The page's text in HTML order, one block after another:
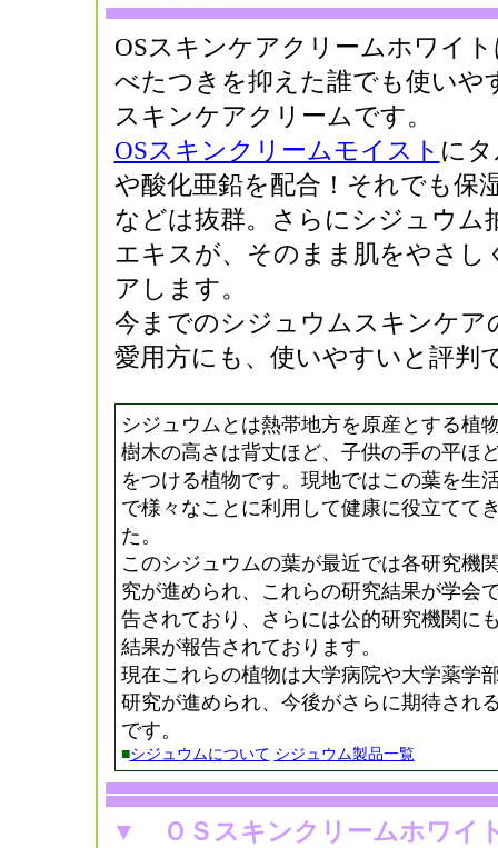
OSスキンケアクリームホワイ
べたつきを抑えた誰でも使いや
スキンケアクリームです。
OSスキンクリームモイスト に
や酸化亜鉛を配合！それでも保
などは抜群。さらにシジュウム
エキスが、そのまま肌をやさし
アします。
今までのシジュウムスキンケア
愛用方にも、使いやすいと評判
シジュウムとは熱帯地方を原産とする植
樹木の高さは背丈ほど、子供の手の平ほ
をつける植物です。現地ではこの葉を生
で様々なことに利用して健康に役立てて
た。
このシジュウムの葉が最近では各研究機
究が進められ、これらの研究結果が学会
告されており、さらには公的研究機関に
結果が報告されております。
現在これらの植物は大学病院や大学薬学
研究が進められ、今後がさらに期待され
です。
■シジュウムについて シジュウム製品一覧
▼ ＯＳスキンクリームホワ